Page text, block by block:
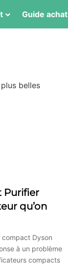
Guide achat
belles
Purifier
qu’on
compact Dyson
à un problème
compacts